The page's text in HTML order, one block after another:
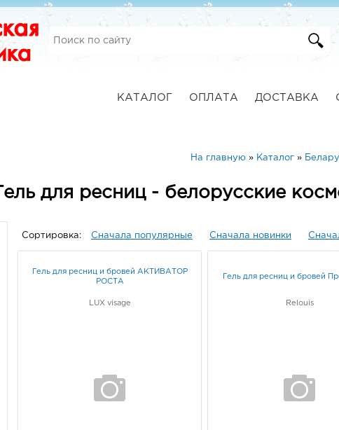
КАТАЛОГ ОПЛАТА ДОСТАВКА
На главную» Каталог»
Гель для ресниц - белорусские
Сортировка: Сначала популярные Сначала новинки
Гель для ресниц и бровей АКТИВАТОР
РОСТА
LUX visage
Гель для ресниц и бровей
Relouis